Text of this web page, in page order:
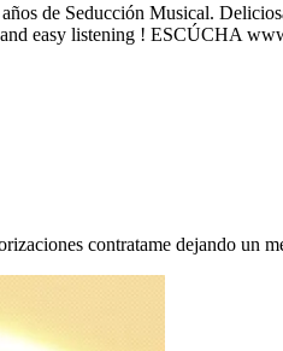
de Seducción Musical.
and easy listening ! ESCÚCHA
contratame dejando un